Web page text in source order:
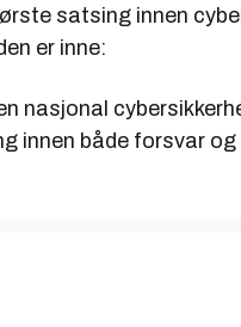
Systems Task Group
ingeniørhøgskole.
utviklingen av det
mot utlandet,
satsing innen
er inne:
nasjonal
innen både forsvar